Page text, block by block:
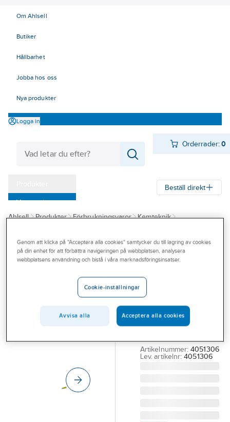
Om Ahlsell
Butiker
Hållbarhet
Jobba hos oss
Nya produkter
Logga in
Orderrader:0
Varumärken
Kampanjer
Outlet
Branscher
Beställ direkt
Ahlsell Produkter Förbrukningsvaror
Kemteknik
Lin och
Locherpasta,
LOCHER
LIN+LOCHERPASTA
50 G
Artikelnummer: 4051306
Lev. artikelnr: 4051306
Genom att klicka på "Acceptera alla cookies" samtycker du till lagring av cookies
på din enhet för att förbättra navigeringen på webbplatsen, analysera
webbplatsens användning och bistå i våra marknadsföringsinsatser.
Cookie-inställningar
Avvisa alla Acceptera alla cookies